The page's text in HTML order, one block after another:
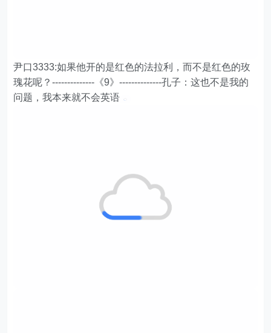
尹口3333:如果他开的是红色的法拉利，而不是红色的玫
瑰花呢？--------------《9》--------------孔子：这也不是我的
问题，我本来就不会英语